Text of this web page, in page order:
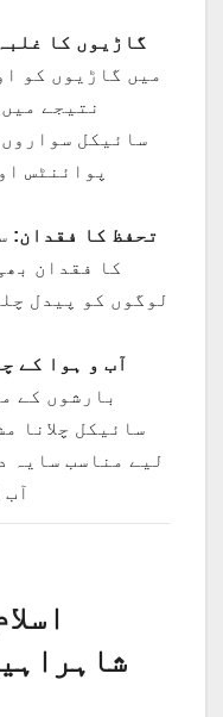
گاڑیوں کا
میں گاڑیوں کو
نتیجے
سائیکل
پوائنٹس
تحفظ کا فقدان:
کا فقدان
لوگوں کو پیدل
آب و ہوا کے
بارشوں کے
سائیکل چلانا
لیے مناسب سایہ
آب